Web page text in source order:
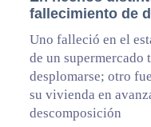
fallecimiento de
Uno falleció en el
de un supermercado
desplomarse; otro
su vivienda en
descomposición